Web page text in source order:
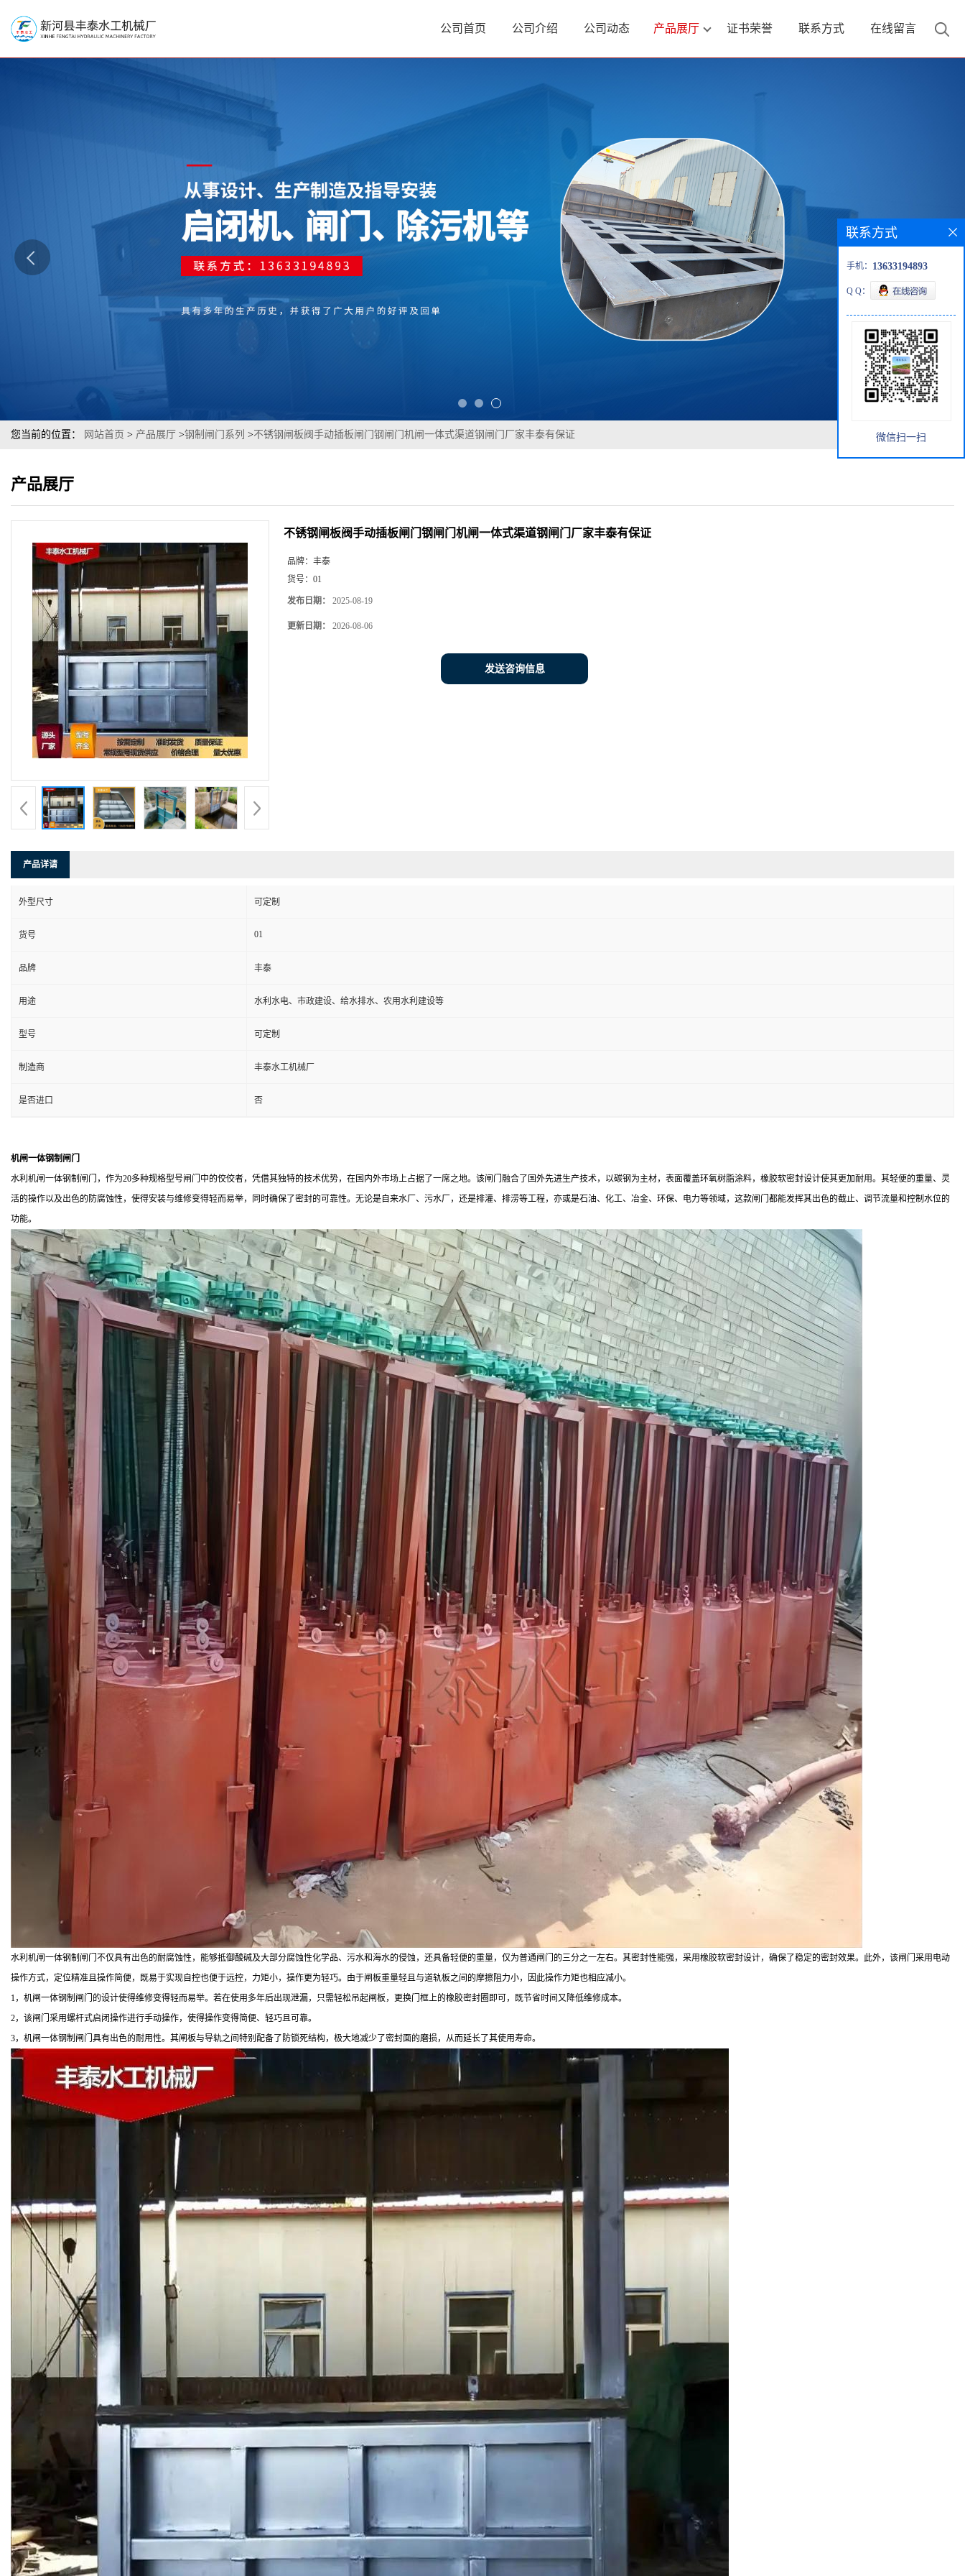
公司首页 公司介绍 公司动态 产品展厅 证书荣誉 联系方式 在线留言
您当前的位置： 网站首页 > 产品展厅 >钢制闸门系列 >不锈钢闸板阀手动插板闸门钢闸门机闸一体式渠道钢闸门厂家丰泰有保证
产品展厅
不锈钢闸板阀手动插板闸门钢闸门机闸一体式渠道钢闸门厂家丰泰有保证
品牌： 丰泰
货号： 01
发布日期： 2025-08-19
更新日期： 2026-08-06
发送咨询信息
产品详请
外型尺寸 可定制
货号 01
品牌 丰泰
用途 水利水电、市政建设、给水排水、农用水利建设等
型号 可定制
制造商 丰泰水工机械厂
是否进口 否
机闸一体钢制闸门
水利机闸一体钢制闸门，作为20多种规格型号闸门中的佼佼者，凭借其独特的技术优势，在国内外市场上占据了一席之地。该闸门融合了国外先进生产技术，以碳钢为主材，表面覆盖环氧树脂涂料，橡胶软密封设计使其更加耐用。其轻便的重量、灵
活的操作以及出色的防腐蚀性，使得安装与维修变得轻而易举，同时确保了密封的可靠性。无论是自来水厂、污水厂，还是排灌、排涝等工程，亦或是石油、化工、冶金、环保、电力等领域，这款闸门都能发挥其出色的截止、调节流量和控制水位的
功能。
水利机闸一体钢制闸门不仅具有出色的耐腐蚀性，能够抵御酸碱及大部分腐蚀性化学品、污水和海水的侵蚀，还具备轻便的重量，仅为普通闸门的三分之一左右。其密封性能强，采用橡胶软密封设计，确保了稳定的密封效果。此外，该闸门采用电动
操作方式，定位精准且操作简便，既易于实现自控也便于远控，力矩小，操作更为轻巧。由于闸板重量轻且与道轨板之间的摩擦阻力小，因此操作力矩也相应减小。
1，机闸一体钢制闸门的设计使得维修变得轻而易举。若在使用多年后出现泄漏，只需轻松吊起闸板，更换门框上的橡胶密封圈即可，既节省时间又降低维修成本。
2，该闸门采用螺杆式启闭操作进行手动操作，使得操作变得简便、轻巧且可靠。
3，机闸一体钢制闸门具有出色的耐用性。其闸板与导轨之间特别配备了防锁死结构，极大地减少了密封面的磨损，从而延长了其使用寿命。
联系方式
手机： 13633194893
Q Q：
微信扫一扫